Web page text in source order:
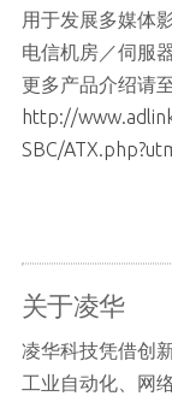
用于发展多媒体
电信机房／伺服
更多产品介绍请至
http://
SBC/
关于凌华
凌华科技凭借创
工业自动化、网